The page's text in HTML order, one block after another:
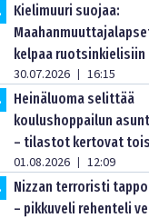
Kielimuuri suojaa:
kelpaa ruotsinkielisiin
30.07.2026 | 16:15
Heinäluoma selittää
koulushoppailun
– tilastot kertovat
01.08.2026 | 12:09
Nizzan terroristi
– pikkuveli rehenteli